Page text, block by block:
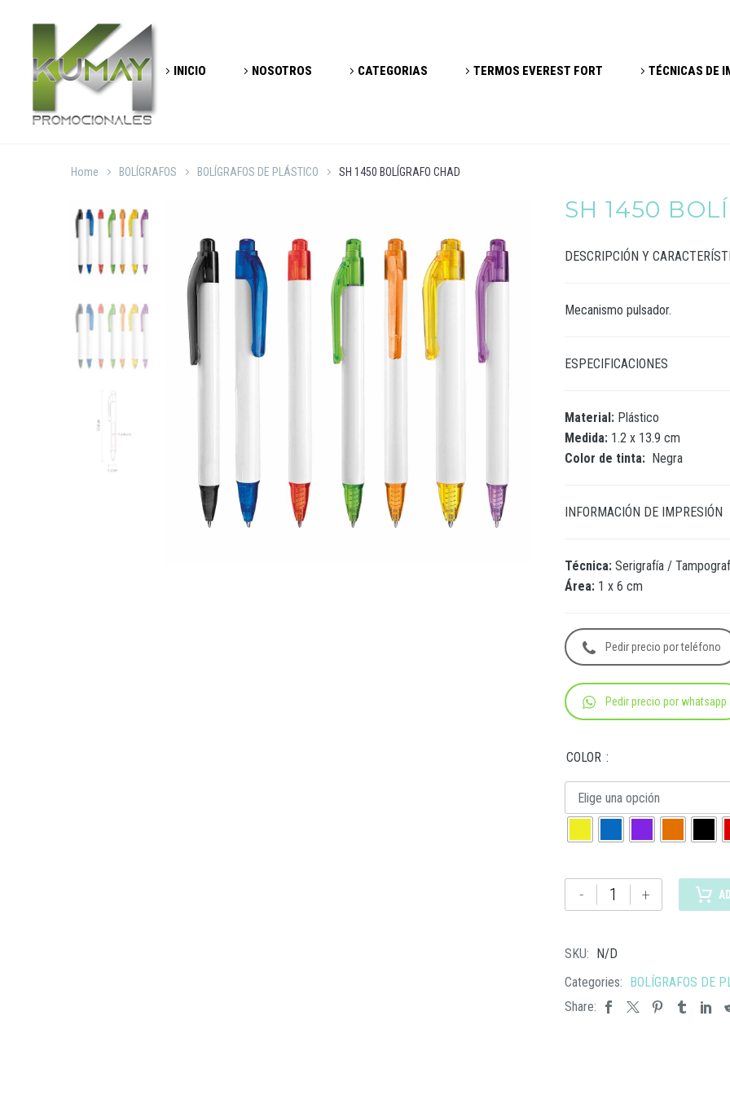
INICIO NOSOTROS CATEGORIAS TERMOS EVEREST FORT TÉCNICAS DE
Home BOLÍGRAFOS BOLÍGRAFOS DE PLÁSTICO SH 1450 BOLÍGRAFO CHAD
SH 1450
DESCRIPCIÓN Y
Mecanismo pulsador.
ESPECIFICACIONES
Material: Plástico
Medida: 1.2 x 13.9 cm
Color de tinta: Negra
INFORMACIÓN DE IMPRESIÓN
Técnica: Serigrafía /
Área: 1 x 6 cm
Pedir precio por teléfono
Pedir precio por whatsapp
COLOR
Elige una opción
-
1450
CHAD
+
SKU: N/D
Categories: BOLÍGRAFOS DE
Share: